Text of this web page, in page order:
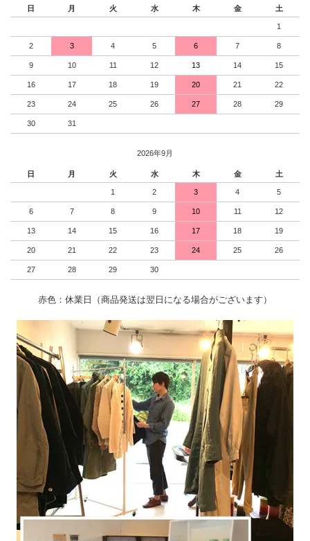
日 月 火 水 木 金 土
1
2 3 4 5 6 7 8
9 10 11 12 13 14 15
16 17 18 19 20 21 22
23 24 25 26 27 28 29
30 31
2026年9月
日 月 火 水 木 金 土
1 2 3 4 5
6 7 8 9 10 11 12
13 14 15 16 17 18 19
20 21 22 23 24 25 26
27 28 29 30
赤色：休業日（商品発送は翌日になる場合がございます）